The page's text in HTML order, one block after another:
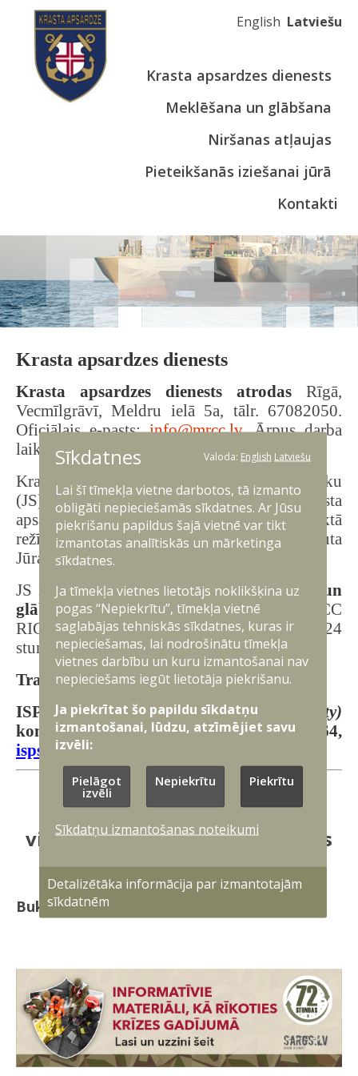
English Latviešu
Krasta apsardzes dienests
Meklēšana un glābšana
Niršanas atļaujas
Pieteikšanās iziešanai jūrā
Kontakti
Krasta apsardzes dienests
Krasta apsardzes dienests atrodas Rīgā,
Vecmīlgrāvī, Meldru ielā 5a, tālr. 67082050.
Oficiālais e-pasts:info@mrcc.lv. Ārpus darba
laika tālruņi saziņai: 29476101, 67082070.
Krasta apsardzes dienests (KAD) ir Jūras spēku
(JS) struktūrvienība, kas veic noteiktas krasta
apsardzes funkcijas un darbojas nepārtrauktā
režīmā 24 stundas diennaktī un ir tieši pakļauta
Jūras spēku komandierim.
JS KAD sastāvā ietilpstJūras meklēšanas un
glābšanas koordinācijas centrs
(MRCC
RIGA), kas darbojas nepārtrauktā režīmā 24
stundas diennaktī.
Trauksmes tālruņi:115; +371 67323103
ISPS kodeksa un drošības
security)
kontaktinformācija:
+37167082064,
isps1@mrcc.lv
Aizsardzības nozares
visaptverošā valsts aizsardzības
ieviešana
Buklets "Kā rīkoties krīzes gadījumā"
Sīkdatnes Valoda: English Latviešu
Lai šī tīmekļa vietne darbotos, tā izmanto
obligāti nepieciešamās sīkdatnes. Ar Jūsu
piekrišanu papildus šajā vietnē var tikt
izmantotas analītiskās un mārketinga
sīkdatnes.
Ja tīmekļa vietnes lietotājs noklikšķina uz
pogas “Nepiekrītu”, tīmekļa vietnē
saglabājas tehniskās sīkdatnes, kuras ir
nepieciešamas, lai nodrošinātu tīmekļa
vietnes darbību un kuru izmantošanai nav
nepieciešams iegūt lietotāja piekrišanu.
Ja piekrītat šo papildu sīkdatņu
izmantošanai, lūdzu, atzīmējiet savu
izvēli:
Pielāgot
izvēli
Nepiekrītu Piekrītu
Sīkdatņu izmantošanas noteikumi
Detalizētāka informācija par izmantotajām
sīkdatnēm